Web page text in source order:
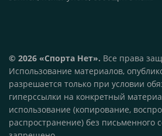
© 2026 «Спорта Нет». Все права
Использование материалов,
разрешается только при условии
гиперссылки на конкретный
использование (копирование,
распространение) без письменного